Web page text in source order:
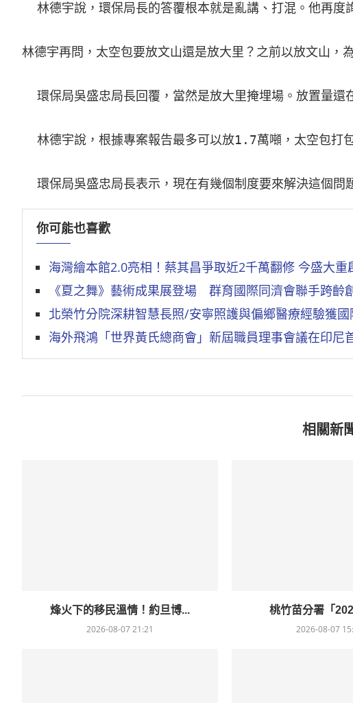
林德宇說，環保局長的答覆根本就是亂講、打混。他再
林德宇再問，太空包要放文山還是放大里？之前以放文山，
環保局吳盛忠局長回覆，當然是放大里掩埋場。放置量還
林德宇說，根據專案報告最多可以放1.7萬噸，太空包打
環保局吳盛忠局長表示，現在有幾個制度要來解決這個
你可能也喜歡
海灣繪本館2.0亮相！蔡其昌爭取近2千萬翻修 今盛大重
《夏之舞》藝術成果展登場 群育國際同濟會聯手跨
北榮竹分院深耕智慧長照/安寧照護與偏鄉醫療經驗獲
海外飛鴻「世界黃氏總商會」新屆職員理事會議在印尼
相關新
烽火下的移民溫情！約旦博...
2026-08-07 21:21
桃竹苗分署「
2026-08-07